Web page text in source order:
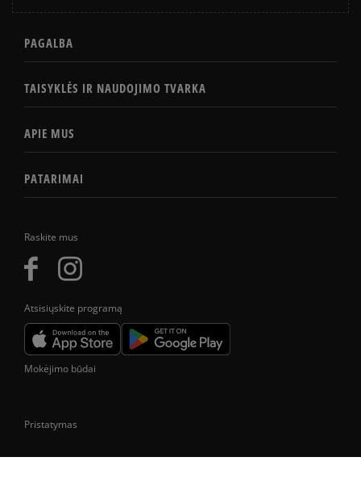
Raskite mus
Atsisiųskite programą
PAGALBA
TAISYKLĖS IR NAUDOJIMO TVARKA
APIE MUS
PATARIMAI
Mokėjimo būdai
Pristatymas